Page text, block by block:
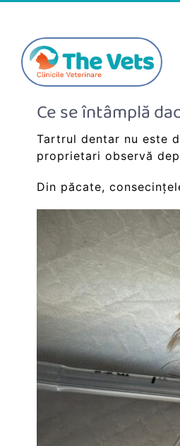
content
Ce se întâmplă
Tartrul dentar nu este
proprietari observă
Din păcate,